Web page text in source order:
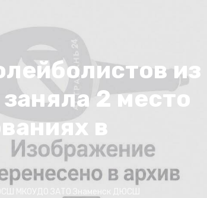
из
2 место
в